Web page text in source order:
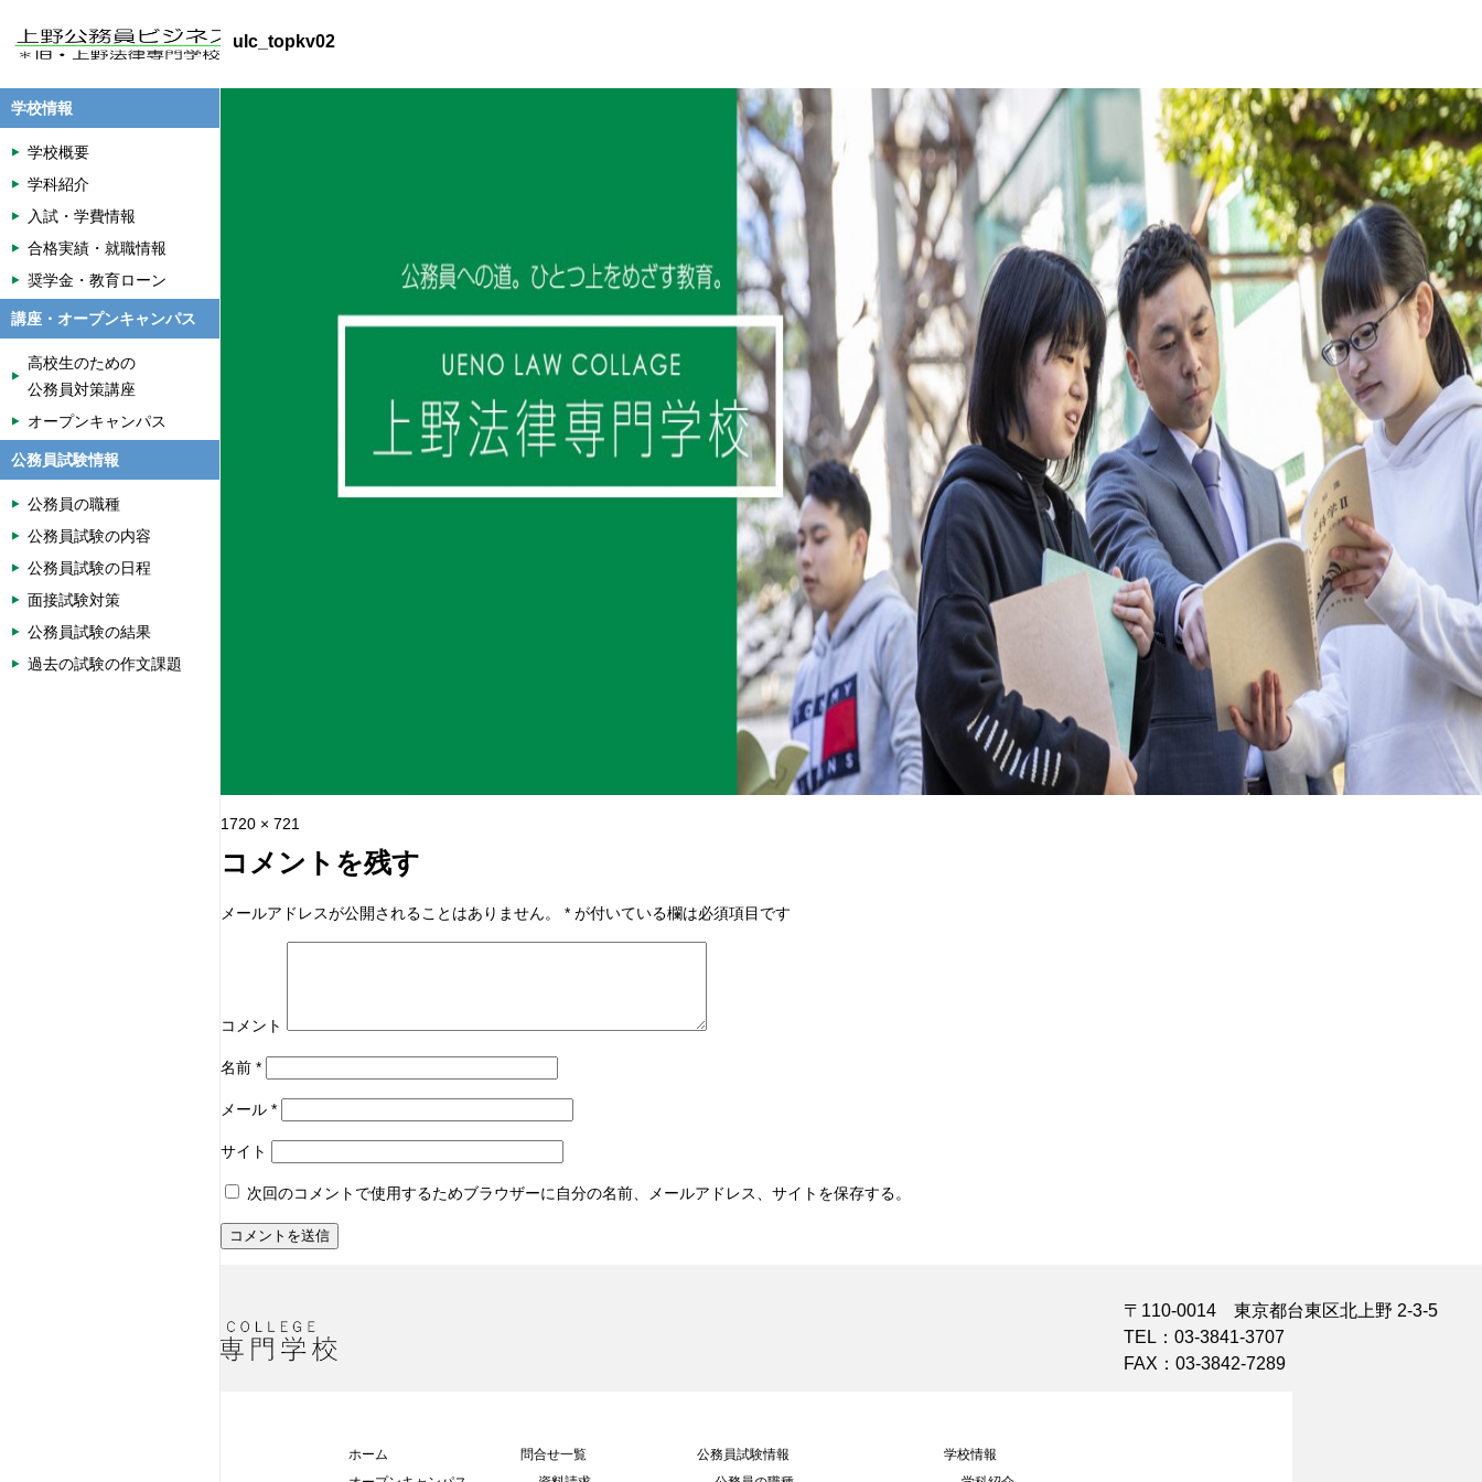
ulc_topkv02
フ
サ
1720 × 721
ビ
ゲ
ー
シ
ョ
ン
コメントを残す
メールアドレスが公開されることはありません。 * が付いている欄は必須項目です
コメント
名前 *
メール *
サイト
次回のコメントで使用するためブラウザーに自分の名前、メールアドレス、サイトを保存する。
〒110-0014 東京都台東区北上野 2-3-5
TEL：03-3841-3707
FAX：03-3842-7289
ホーム
問合せ一覧
公務員試験情報
学校情報
学校情報
学校概要
学科紹介
入試・学費情報
合格実績・就職情報
奨学金・教育ローン
講座・オープンキャンパス
高校生のための
公務員対策講座
オープンキャンパス
公務員試験情報
公務員の職種
公務員試験の内容
公務員試験の日程
面接試験対策
公務員試験の結果
過去の試験の作文課題